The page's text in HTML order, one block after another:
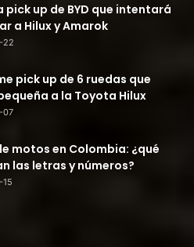
pick up de BYD que intentará
a Hilux y Amarok
22
pick up de 6 ruedas que
a la Toyota Hilux
07
motos en Colombia: ¿qué
las letras y números?